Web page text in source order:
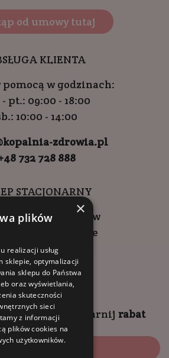
od umowy tutaj
KLIENTA
pomocą w godzinach:
pt.: 09:00 - 18:00
10:00 - 14:00
zdrowia.pl
732 728 888
STACJONARNY
6, Kraków
Buma Square
otwarcia:
- 18:00 (pon-pt)
- 14:00 (sob)
zgarnij rabat
Zapisz się
×
plików
realizacji usług
sklepie, optymalizacji
sklepu do Państwa
oraz wyświetlania,
skuteczności
sieci
z informacji
plików cookies na
użytkowników.